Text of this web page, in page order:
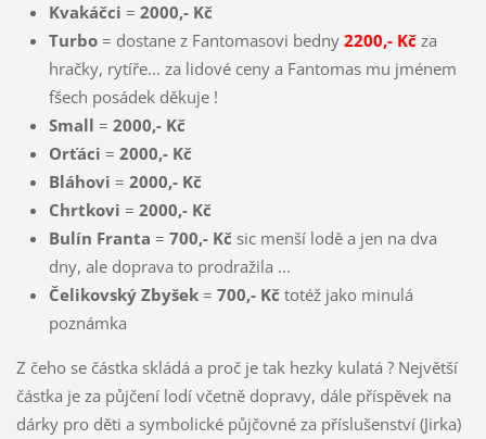
Kvakáčci = 2000,- Kč
Turbo= dostane z Fantomasovi bedny 2200,- Kčza
hračky, rytíře... za lidové ceny a Fantomas mu jménem
fšech posádek děkuje !
Small = 2000,- Kč
Orťáci = 2000,- Kč
Bláhovi = 2000,- Kč
Chrtkovi = 2000,- Kč
Bulín Franta = 700,- Kčsic menší lodě a jen na dva
dny, ale doprava to prodražila ...
Čelikovský Zbyšek= 700,- Kčtotéž jako minulá
poznámka
Z čeho se částka skládá a proč je tak hezky kulatá ? Největší
částka je za půjčení lodí včetně dopravy, dále příspěvek na
dárky pro děti a symbolické půjčovné za příslušenství (Jirka)